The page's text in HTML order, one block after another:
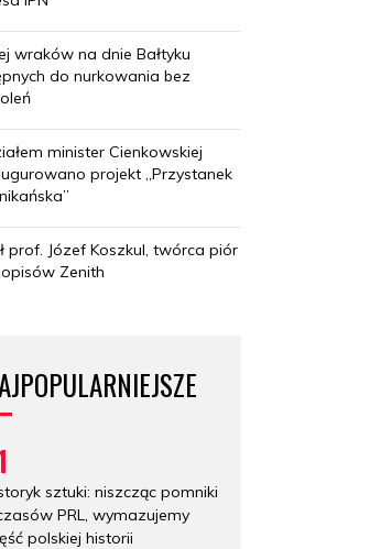
wraków na dnie Bałtyku
do nurkowania bez
minister Cienkowskiej
projekt „Przystanek
prof. Józef Koszkul, twórca piór
Zenith
sztuki: niszcząc pomniki
PRL, wymazujemy
polskiej historii